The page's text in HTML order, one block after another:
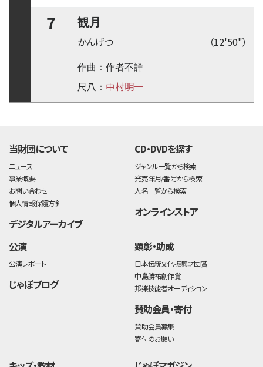
7 観月
（12'50"）
かんげつ
作曲：作者不詳
尺八 ： 中村明一
当財団について
ニュース
事業概要
お問い合わせ
個人情報保護方針
デジタルアーカイブ
CD・DVDを探す
ジャンル一覧から検索
発売年月/番号から検索
人名一覧から検索
オンラインストア
公演
公演レポート
じゃぽブログ
顕彰・助成
日本伝統文化振興財団賞
中島勝祐創作賞
邦楽技能者オーディション
賛助会員・寄付
賛助会員募集
寄付のお願い